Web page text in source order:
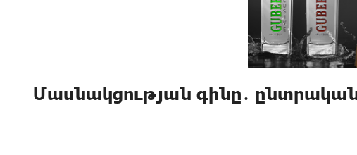
Մասնակցության գինը․ ընտրական